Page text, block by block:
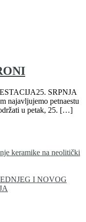
SRPNJA
najavljujemo petnaestu
u petak, 25. […]
keramike na neolitički
I NOVOG